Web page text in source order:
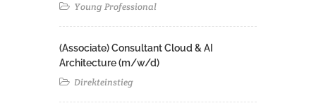
Young Professional
(Associate) Consultant Cloud & AI
Architecture (m/w/d)​ ​
Direkteinstieg